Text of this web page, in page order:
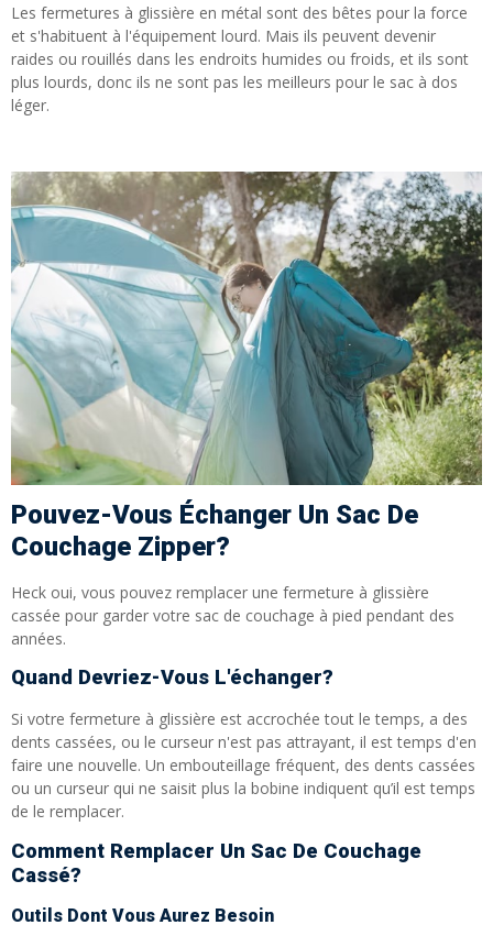
Les fermetures à glissière en métal sont des bêtes pour la force
et s'habituent à l'équipement lourd. Mais ils peuvent devenir
raides ou rouillés dans les endroits humides ou froids, et ils sont
plus lourds, donc ils ne sont pas les meilleurs pour le sac à dos
léger.
Pouvez-Vous Échanger Un Sac De
Couchage Zipper?
Heck oui, vous pouvez remplacer une fermeture à glissière
cassée pour garder votre sac de couchage à pied pendant des
années.
Quand Devriez-Vous L'échanger?
Si votre fermeture à glissière est accrochée tout le temps, a des
dents cassées, ou le curseur n'est pas attrayant, il est temps d'en
faire une nouvelle. Un embouteillage fréquent, des dents cassées
ou un curseur qui ne saisit plus la bobine indiquent qu’il est temps
de le remplacer.
Comment Remplacer Un Sac De Couchage
Cassé?
Outils Dont Vous Aurez Besoin